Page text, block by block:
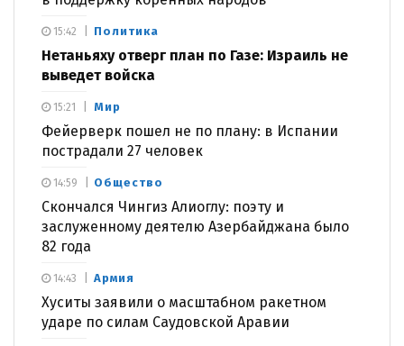
Политика
Нетаньяху отверг план по Газе: Израиль не
выведет войска
15:42
Мир
Фейерверк пошел не по плану: в Испании
пострадали 27 человек
15:21
Общество
Скончался Чингиз Алиоглу: поэту и
заслуженному деятелю Азербайджана было
82 года
14:59
Армия
Хуситы заявили о масштабном ракетном
ударе по силам Саудовской Аравии
14:43